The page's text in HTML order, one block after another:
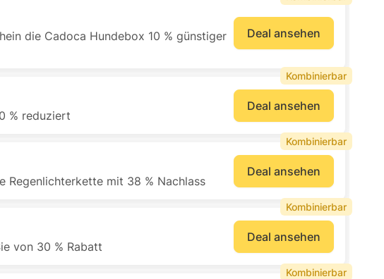
die Cadoca Hundebox 10 % günstiger
Deal ansehen
% reduziert
Deal ansehen
Kombinierbar
Regenlichterkette mit 38 % Nachlass
Deal ansehen
Kombinierbar
von 30 % Rabatt
Deal ansehen
Kombinierbar
Kombinierbar